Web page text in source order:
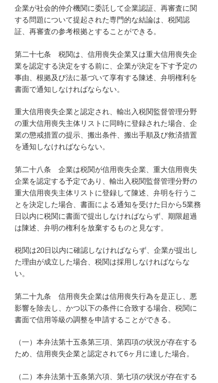
企業が社会的仲介機関に委託して企業認証、再審査に関
する問題について提起された専門的な結論は、税関認
証、再審査の参考根拠とすることができる。
第二十七条 税関は、信用喪失企業又は重大信用喪失企
業を認定する決定をする前に、企業が決定を下す予定の
事由、根拠及び法に基づいて享有する陳述、弁明権利を
書面で通知しなければならない。
重大信用喪失企業と認定され、輸出入税関監督管理分野
の重大信用喪失主体リストに同時に登録された場合、企
業の懲戒措置の提示、搬出条件、搬出手順及び救済措置
を通知しなければならない。
第二十八条 企業は税関が信用喪失企業、重大信用喪失
企業を認定する予定であり、輸出入税関監督管理分野の
重大信用喪失主体リストに登録して陳述、弁明を行うこ
とを決定した場合、書面による通知を受けた日から5業務
日以内に税関に書面で提出しなければならず、期限超過
は陳述、弁明の権利を放棄するものと見なす。
税関は20日以内に確認しなければならず、企業が提出し
た理由が成立した場合、税関は採用しなければならな
い。
第二十九条 信用喪失企業は信用喪失行為を是正し、悪
影響を除去し、かつ以下の条件に合致する場合、税関に
書面で信用等級の調整を申請することができる。
（一）本弁法第十五条第三項、第四項の状況が存在する
ため、信用喪失企業と認定されて6ヶ月に達した場合。
（二）本弁法第十五条第六項、第七項の状況が存在する